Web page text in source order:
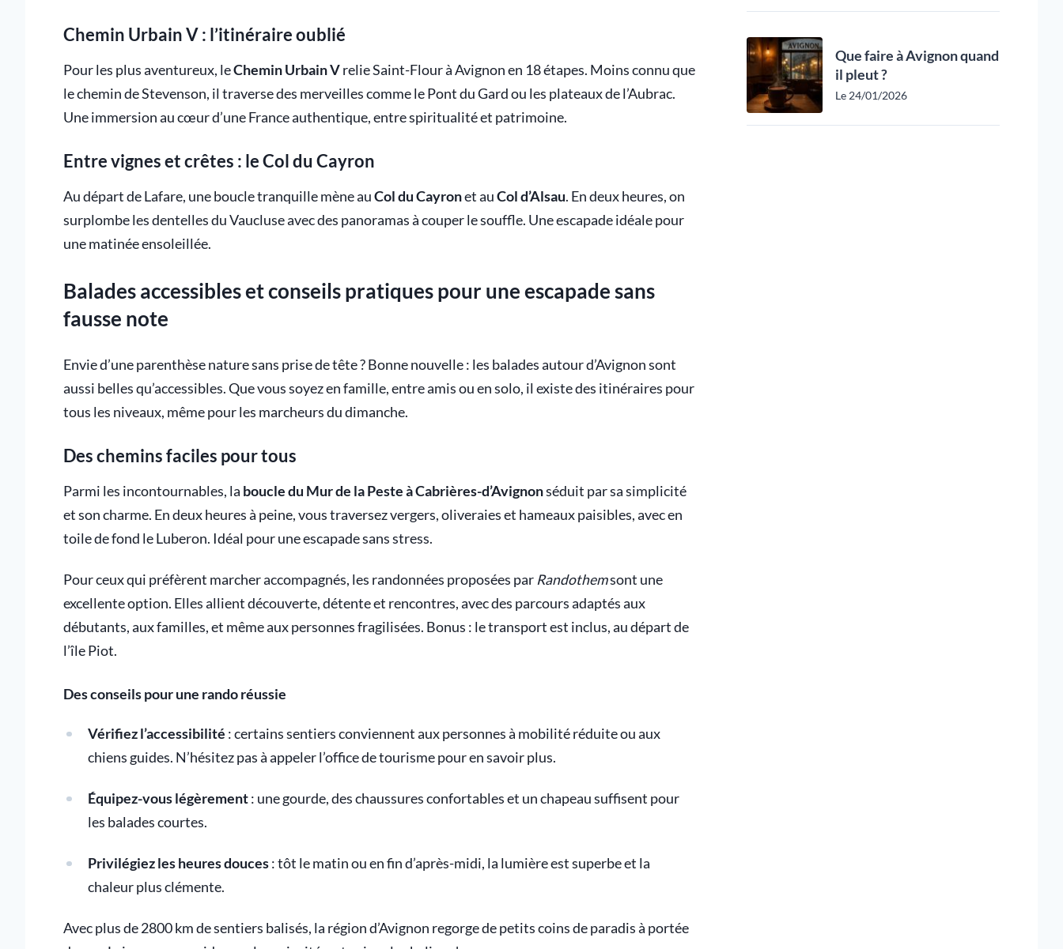
Chemin Urbain V : l’itinéraire oublié
Pour les plus aventureux, leChemin Urbain Vrelie Saint-Flour à Avignon en 18 étapes. Moins connu que
le chemin de Stevenson, il traverse des merveilles comme le Pont du Gard ou les plateaux de l’Aubrac.
Une immersion au cœur d’une France authentique, entre spiritualité et patrimoine.
Entre vignes et crêtes : le Col du Cayron
Au départ de Lafare, une boucle tranquille mène auCol du Cayronet auCol d’Alsau. En deux heures, on
surplombe les dentelles du Vaucluse avec des panoramas à couper le souffle. Une escapade idéale pour
une matinée ensoleillée.
Balades accessibles et conseils pratiques pour une escapade sans
fausse note
Envie d’une parenthèse nature sans prise de tête ? Bonne nouvelle : les balades autour d’Avignon sont
aussi belles qu’accessibles. Que vous soyez en famille, entre amis ou en solo, il existe des itinéraires pour
tous les niveaux, même pour les marcheurs du dimanche.
Des chemins faciles pour tous
Parmi les incontournables, la boucle du Mur de la Peste à Cabrières-d’Avignonséduit par sa simplicité
et son charme. En deux heures à peine, vous traversez vergers, oliveraies et hameaux paisibles, avec en
toile de fond le Luberon. Idéal pour une escapade sans stress.
Pour ceux qui préfèrent marcher accompagnés, les randonnées proposées parRandothemsont une
excellente option. Elles allient découverte, détente et rencontres, avec des parcours adaptés aux
débutants, aux familles, et même aux personnes fragilisées. Bonus : le transport est inclus, au départ de
l’île Piot.
Des conseils pour une rando réussie
Vérifiez l’accessibilité : certains sentiers conviennent aux personnes à mobilité réduite ou aux
chiens guides. N’hésitez pas à appeler l’office de tourisme pour en savoir plus.
Équipez-vous légèrement: une gourde, des chaussures confortables et un chapeau suffisent pour
les balades courtes.
Privilégiez les heures douces: tôt le matin ou en fin d’après-midi, la lumière est superbe et la
chaleur plus clémente.
Avec plus de 2800 km de sentiers balisés, la région d’Avignon regorge de petits coins de paradis à portée
Que faire à Avignon quand
il pleut ?
Le 24/01/2026